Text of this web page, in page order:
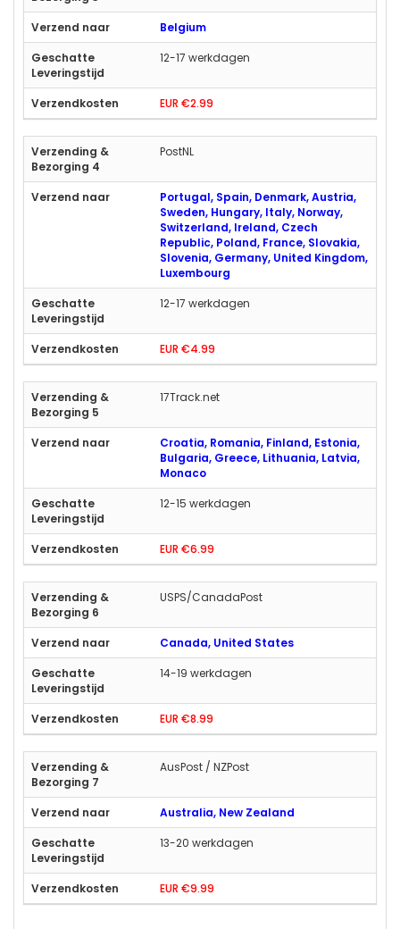
Belgium
12-17 werkdagen
EUR €2.99
PostNL
Portugal, Spain, Denmark, Austria,
Sweden, Hungary, Italy, Norway,
Switzerland, Ireland, Czech
Republic, Poland, France, Slovakia,
Slovenia, Germany, United Kingdom,
Luxembourg
12-17 werkdagen
EUR €4.99
17Track.net
Croatia, Romania, Finland, Estonia,
Bulgaria, Greece, Lithuania, Latvia,
Monaco
12-15 werkdagen
EUR €6.99
USPS/CanadaPost
Canada, United States
14-19 werkdagen
EUR €8.99
AusPost / NZPost
Australia, New Zealand
13-20 werkdagen
EUR €9.99